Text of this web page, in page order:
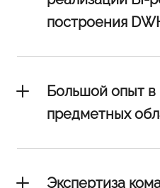
построения
Большой опыт в
предметных
Экспертиза